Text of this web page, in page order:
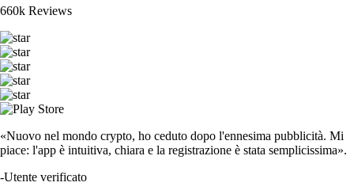
660k Reviews
«Nuovo nel mondo crypto, ho ceduto dopo l'ennesima pubblicità. Mi
piace: l'app è intuitiva, chiara e la registrazione è stata semplicissima».
-Utente verificato